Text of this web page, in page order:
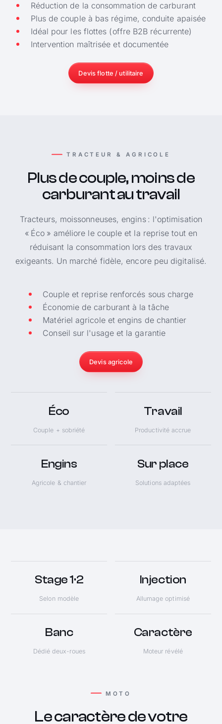
Réduction de la consommation de carburant
Plus de couple à bas régime, conduite apaisée
Idéal pour les flottes (offre B2B récurrente)
Intervention maîtrisée et documentée
Devis flotte / utilitaire
TRACTEUR & AGRICOLE
Plus de couple, moins de
carburant au travail
Tracteurs, moissonneuses, engins : l'optimisation
« Éco » améliore le couple et la reprise tout en
réduisant la consommation lors des travaux
exigeants. Un marché fidèle, encore peu digitalisé.
Couple et reprise renforcés sous charge
Économie de carburant à la tâche
Matériel agricole et engins de chantier
Conseil sur l'usage et la garantie
Devis agricole
Éco
Couple + sobriété
Travail
Productivité accrue
Engins
Agricole & chantier
Sur place
Solutions adaptées
Stage 1·2
Selon modèle
Injection
Allumage optimisé
Banc
Dédié deux-roues
Caractère
Moteur révélé
MOTO
Le caractère de votre